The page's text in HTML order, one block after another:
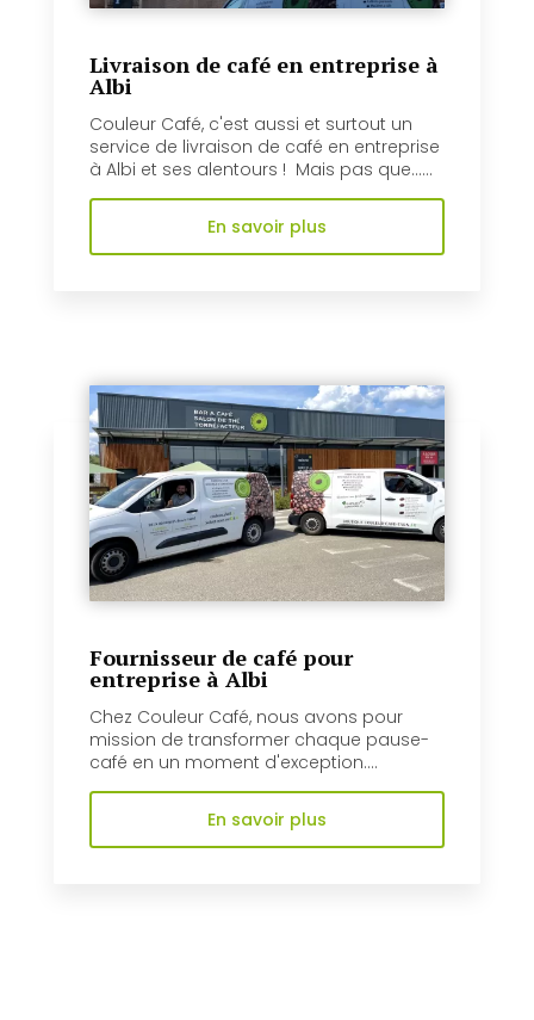
Livraison de café en entreprise à
Albi
Couleur Café, c'est aussi et surtout un
service de livraison de café en entreprise
à Albi et ses alentours ! Mais pas que......
En savoir plus
Fournisseur de café pour
entreprise à Albi
Chez Couleur Café, nous avons pour
mission de transformer chaque pause-
café en un moment d'exception....
En savoir plus